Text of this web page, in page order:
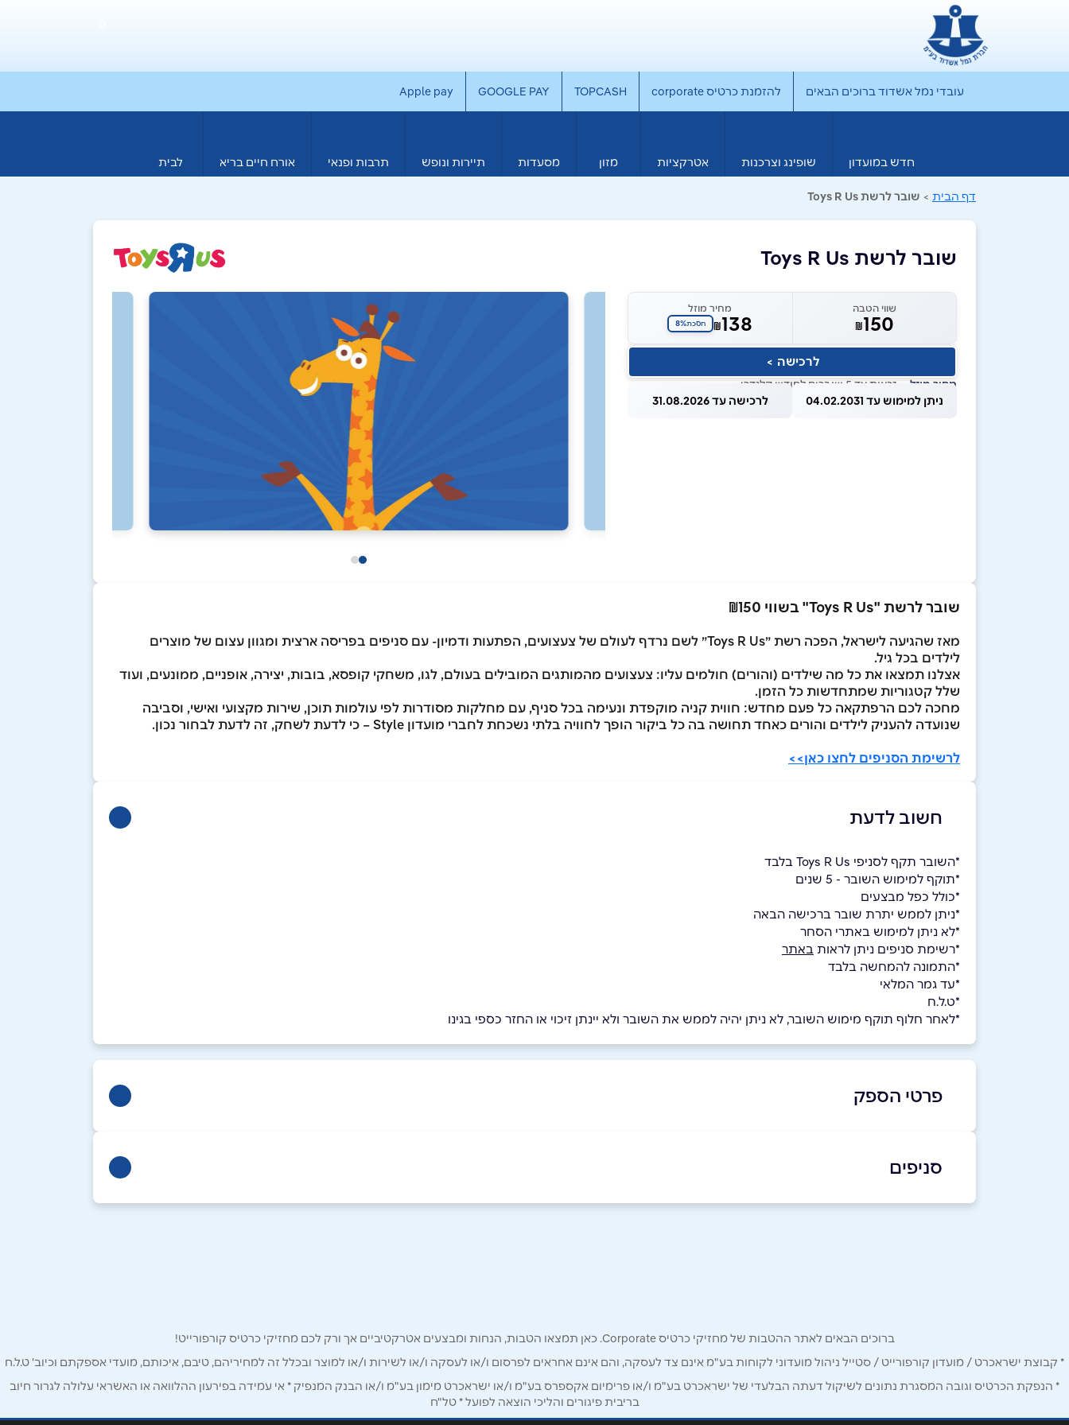
עובדי נמל אשדוד ברוכים הבאים להזמנת כרטיס corporate TOPCASH
GOOGLE PAY
Apple pay
חדש במועדון שופינג וצרכנות אטרקציות מזון מסעדות תיירות ונופש תרבות ופנאי אורח חיים בריא לבית
דף הבית > שובר לרשת Toys R Us
שובר לרשת Toys R Us
שווי הטבה
₪150
מחיר מוזל
₪138 חסכת8%
לרכישה >
מחיר מוזל — זכאות עד 5 שוברים לחודש קלנדרי
ניתן למימוש עד 04.02.2031 לרכישה עד 31.08.2026
שובר לרשת "Toys R Us" בשווי ₪150
מאז שהגיעה לישראל, הפכה רשת ״Toys R Us״ לשם נרדף לעולם של צעצועים, הפתעות ודמיון- עם סניפים בפריסה ארצית ומגוון עצום של מוצרים
לילדים בכל גיל.
אצלנו תמצאו את כל מה שילדים (והורים) חולמים עליו: צעצועים מהמותגים המובילים בעולם, לגו, משחקי קופסא, בובות, יצירה, אופניים, ממונעים, ועוד
שלל קטגוריות שמתחדשות כל הזמן.
מחכה לכם הרפתקאה כל פעם מחדש: חווית קניה מוקפדת ונעימה בכל סניף, עם מחלקות מסודרות לפי עולמות תוכן, שירות מקצועי ואישי, וסביבה
שנועדה להעניק לילדים והורים כאחד תחושה בה כל ביקור הופך לחוויה בלתי נשכחת לחברי מועדון Style – כי לדעת לשחק, זה לדעת לבחור נכון.
לרשימת הסניפים לחצו כאן>>
חשוב לדעת
*השובר תקף לסניפי Toys R Us בלבד
*תוקף למימוש השובר - 5 שנים
*כולל כפל מבצעים
*ניתן לממש יתרת שובר ברכישה הבאה
*לא ניתן למימוש באתרי הסחר
*רשימת סניפים ניתן לראות באתר
*התמונה להמחשה בלבד
*עד גמר המלאי
*ט.ל.ח
*לאחר חלוף תוקף מימוש השובר, לא ניתן יהיה לממש את השובר ולא יינתן זיכוי או החזר כספי בגינו
פרטי הספק
אנא חזרו אלי בקשר ל...
הודעה*
סניפים
ראשון לציון
ברוכים הבאים לאתר ההטבות של מחזיקי כרטיס Corporate. כאן תמצאו הטבות, הנחות ומבצעים אטרקטיביים אך ורק לכם מחזיקי כרטיס קורפורייט!
* קבוצת ישראכרט / מועדון קורפורייט / סטייל ניהול מועדוני לקוחות בע"מ אינם צד לעסקה, והם אינם אחראים לפרסום ו/או לעסקה ו/או לשירות ו/או למוצר ובכלל זה למחיריהם, טיבם, איכותם, מועדי אספקתם וכיוב' ט.ל.ח
* הנפקת הכרטיס וגובה המסגרת נתונים לשיקול דעתה הבלעדי של ישראכרט בע"מ ו/או פרימיום אקספרס בע"מ ו/או ישראכרט מימון בע"מ ו/או הבנק המנפיק * אי עמידה בפירעון ההלוואה או האשראי עלולה לגרור חיוב
בריבית פיגורים והליכי הוצאה לפועל * טל"ח